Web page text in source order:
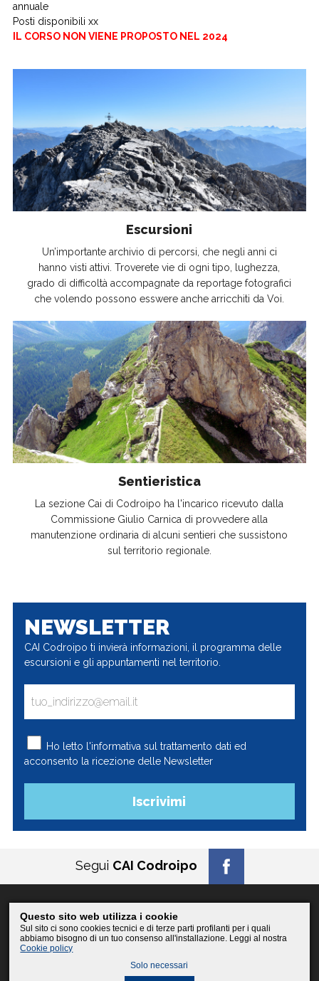
Questo sito web utilizza i cookie
Sul sito ci sono cookies tecnici e di terze parti profilanti per i quali
abbiamo bisogno di un tuo consenso all'installazione. Leggi al nostra
Cookie policy
Solo necessari
annuale
Posti disponibili xx
IL CORSO NON VIENE PROPOSTO NEL 2024
Escursioni
Un’importante archivio di percorsi, che negli anni ci
hanno visti attivi. Troverete vie di ogni tipo, lughezza,
grado di difficoltà accompagnate da reportage fotografici
che volendo possono esswere anche arricchiti da Voi.
Sentieristica
La sezione Cai di Codroipo ha l'incarico ricevuto dalla
Commissione Giulio Carnica di provvedere alla
manutenzione ordinaria di alcuni sentieri che sussistono
sul territorio regionale.
NEWSLETTER
CAI Codroipo ti invierà informazioni, il programma delle
escursioni e gli appuntamenti nel territorio.
Ho letto l'informativa sul trattamento dati ed
acconsento la ricezione delle Newsletter
Segui CAI Codroipo
© 2026CAI Codroipo
PI 02658870304 / CF 94080370300
posta@caicodroipo.it